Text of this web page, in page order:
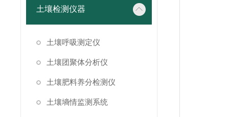
土壤检测仪器
土壤呼吸测定仪
土壤团聚体分析仪
土壤肥料养分检测仪
土壤墒情监测系统